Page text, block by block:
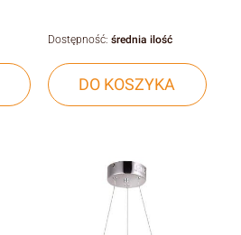
DO KOSZYKA
Dostępność: średnia ilość